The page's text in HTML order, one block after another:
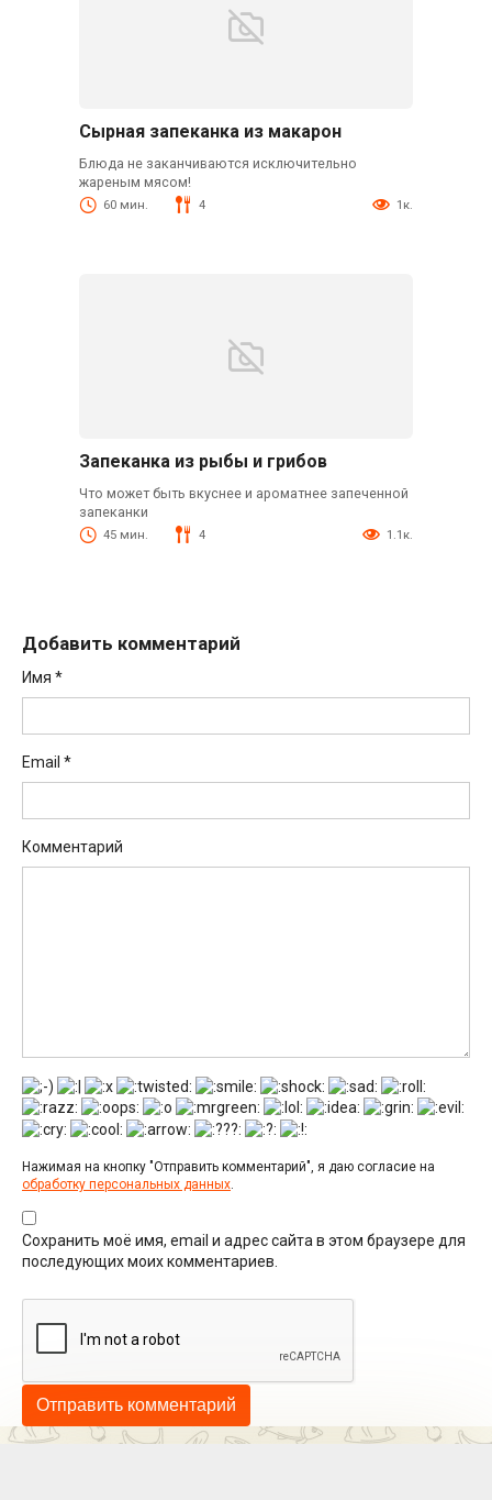
Сырная запеканка из макарон
Блюда не заканчиваются исключительно
жареным мясом!
60 мин. 4 1к.
Запеканка из рыбы и грибов
Что может быть вкуснее и ароматнее запеченной
запеканки
45 мин. 4 1.1к.
Добавить комментарий
Имя *
Email *
Комментарий
Нажимая на кнопку "Отправить комментарий", я даю согласие на
обработку персональных данных.
Сохранить моё имя, email и адрес сайта в этом браузере для
последующих моих комментариев.